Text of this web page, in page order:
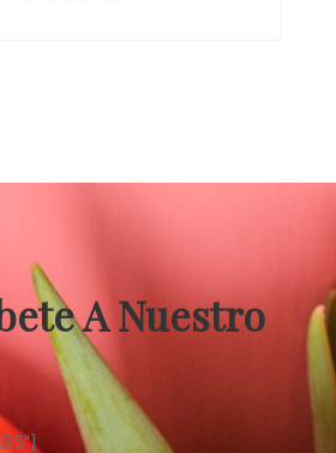
A Nuestro